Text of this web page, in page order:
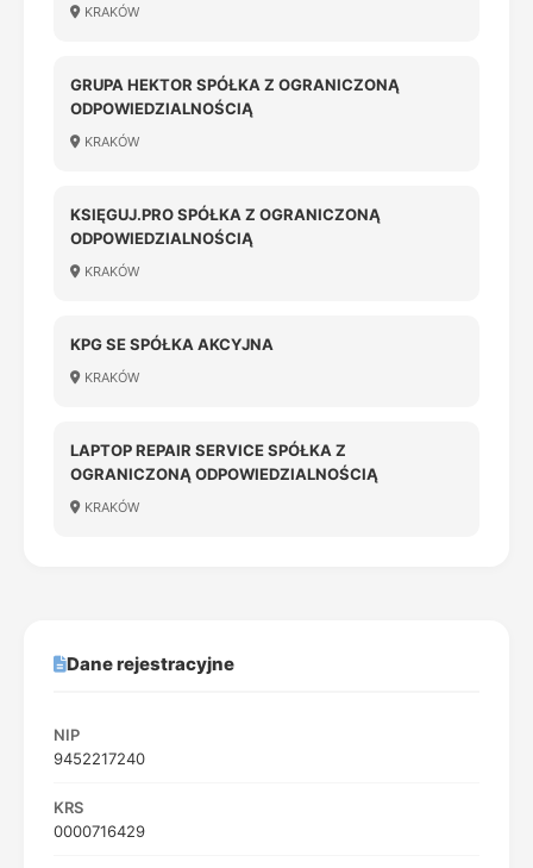
KRAKÓW
GRUPA HEKTOR SPÓŁKA Z OGRANICZONĄ
ODPOWIEDZIALNOŚCIĄ
KRAKÓW
KSIĘGUJ.PRO SPÓŁKA Z OGRANICZONĄ
ODPOWIEDZIALNOŚCIĄ
KRAKÓW
KPG SE SPÓŁKA AKCYJNA
KRAKÓW
LAPTOP REPAIR SERVICE SPÓŁKA Z
OGRANICZONĄ ODPOWIEDZIALNOŚCIĄ
KRAKÓW
Dane rejestracyjne
NIP
9452217240
KRS
0000716429